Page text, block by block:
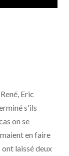
Eric
s'ils
on se
en faire
laissé deux